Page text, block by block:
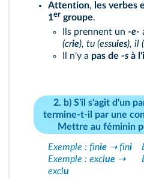
Attention, les verbes
1er groupe.
Ils prennent un -e-
(crie), tu (essuies), il
Il n'y a pas de -s à
2. b) S'il s'agit d'un
termine-t-il par une
Mettre au féminin
Exemple : finie ➝ fini
Exemple : exclue ➝
exclu